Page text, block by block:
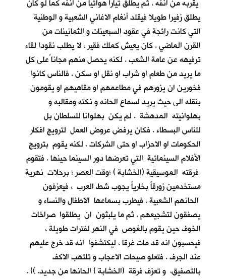
يقربه من انفه ، ثم يطلق تيارا هوائيا من انفه كما لو كان
يطلق زفيرا طويلا فيقلد أنغام الاغاني الشعبية و الوطنية
التي كانت رائجة في عقود السبعينات و الثمانينات من
القرن الماضي . كان يعيش كملك فقير ، لا يطلب نقودا لقاء
ترفيهه عن عامة الشعب . لكنه يحصل منهم مجانا ًعلى كل
ما يريد من طعام او شراب او نقل او سكن . فالناس كانوا
فخورين ان يزورهم في مطاعمهم او مقاهيهم او يقومون
بنقله الى حيث يريد لسماع الحانه و نكته ومقالبه و
بهلوانيته المدهشة . لم يكن بهلوانا للسلطان بل
للناس البسطاء . فكان يرفض عروض العمل لترويج افكار
الحكومات او الاحزاب او حتى الشركات . لكنه يقوم بترويج
الأفلام السينمائية التي تعرضها دور السينما حينها . فتقوم
فرقته الموسيقية (الخشابة ) ؛وقت العصر ؛ برحلات نهرية
مستخدمين زورقاً بخارياً يجوب شط العرب ، فيعزفون
الحانهم الشعبية ، فيطرب بسماعها الاطفال والنساء و
يصفقون لتشجيعهم . ثم ما يلبثون ان يطلقوا صراخات
الخوف حين يقوم بالغوص في النهر لفترات طويلة ،
فيحسبون انه قد مات غرقا ، ليكتشفوا انه قد خرج عليهم
عند الجرف . فتعلو صيحات الاعجاب و تلتهب الاكف
بالتصفيق، و تعزف فرقة (الخشابة ) الحانها من جديد. )) .